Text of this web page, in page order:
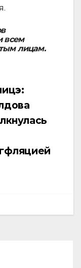
всем
лицам.